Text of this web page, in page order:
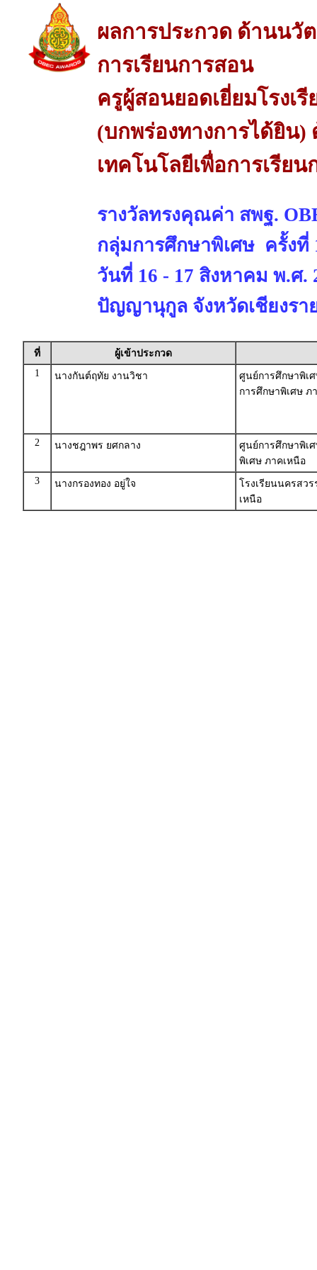
ผลการประกวด ด้านนวั
การเรียนการสอน
ครูผู้สอนยอดเยี่ยมโรงเ
(บกพร่องทางการได้ยิน
เทคโนโลยีเพื่อการเรีย
รางวัลทรงคุณค่า สพฐ.
กลุ่มการศึกษาพิเศษ ครั้งที่
วันที่ 16 - 17 สิงหาคม พ.ศ.
ปัญญานุกูล จังหวัดเชียงรา
ที่
ผู้เข้าประกวด
1
นางกันต์ฤทัย งานวิชา
ศูนย์การศึกษาพิเ
การศึกษาพิเศษ ภ
2 นางชฎาพร ยศกลาง
ศูนย์การศึกษาพิเ
พิเศษ ภาคเหนือ
3
นางกรองทอง อยู่ใจ
โรงเรียนนครสว
เหนือ